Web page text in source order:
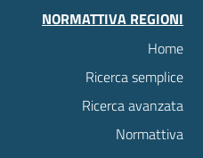
NORMATTIVA REGIONI
Home
Ricerca semplice
Ricerca avanzata
Normattiva